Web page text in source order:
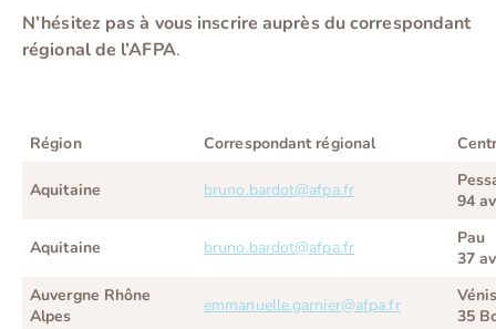
N’hésitez pas à vous inscrire auprès du correspondant
régional de l’AFPA.
Région Correspondant régional
Aquitaine bruno.bardot@afpa.fr
94
Aquitaine bruno.bardot@afpa.fr
Pau
37
Auvergne Rhône
Alpes
emmanuelle.garnier@afpa.fr
35